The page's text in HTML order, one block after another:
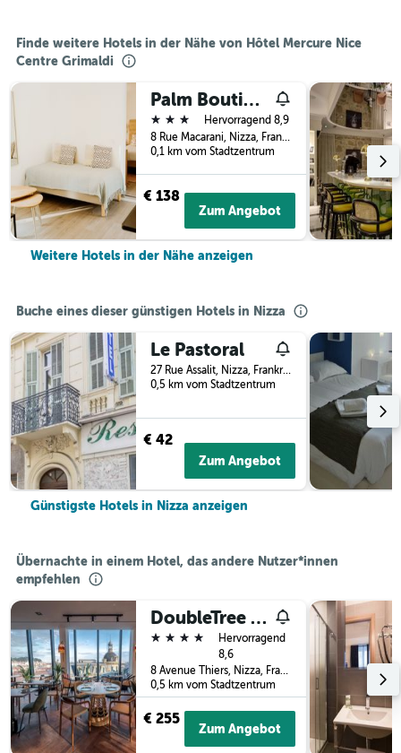
Finde weitere Hotels in der Nähe von Hôtel Mercure Nice
Centre Grimaldi
Palm Boutique Hôtel Nice
3 Sterne
Hervorragend 8,9
8 Rue Macarani, Nizza, Frankreich
0,1 km vom Stadtzentrum
€ 138
Zum Angebot
Weitere Hotels in der Nähe anzeigen
Buche eines dieser günstigen Hotels in Nizza
Le Pastoral
27 Rue Assalit, Nizza, Frankreich
0,5 km vom Stadtzentrum
€ 42
Zum Angebot
Günstigste Hotels in Nizza anzeigen
Übernachte in einem Hotel, das andere Nutzer*innen
empfehlen
DoubleTree by Hilton Nice Centre Iconic
4 Sterne
Hervorragend
8,6
8 Avenue Thiers, Nizza, Frankreich
0,5 km vom Stadtzentrum
€ 255
Zum Angebot